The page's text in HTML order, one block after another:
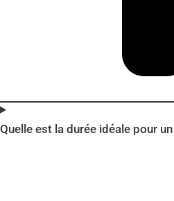
Quelle est la durée idéale pour